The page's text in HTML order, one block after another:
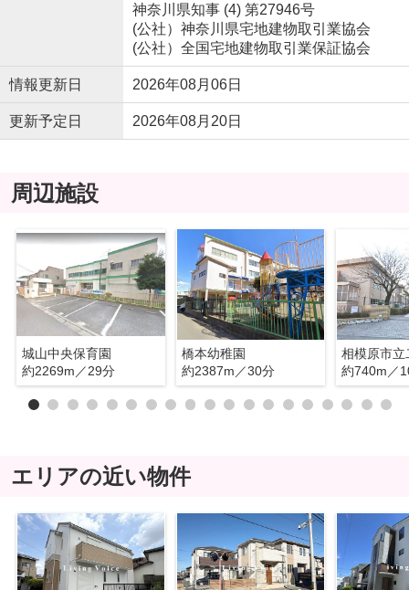
神奈川県知事 (4) 第27946号
(公社）神奈川県宅地建物取引業協会
(公社）全国宅地建物取引業保証協会
情報更新日 2026年08月06日
更新予定日 2026年08月20日
周辺施設
城山中央保育園
約2269m／29分
橋本幼稚園
約2387m／30分
約740m／
エリアの近い物件